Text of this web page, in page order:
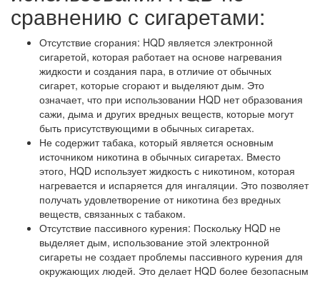
сравнению с сигаретами:
Отсутствие сгорания: HQD является электронной
сигаретой, которая работает на основе нагревания
жидкости и создания пара, в отличие от обычных
сигарет, которые сгорают и выделяют дым. Это
означает, что при использовании HQD нет образования
сажи, дыма и других вредных веществ, которые могут
быть присутствующими в обычных сигаретах.
Не содержит табака, который является основным
источником никотина в обычных сигаретах. Вместо
этого, HQD использует жидкость с никотином, которая
нагревается и испаряется для ингаляции. Это позволяет
получать удовлетворение от никотина без вредных
веществ, связанных с табаком.
Отсутствие пассивного курения: Поскольку HQD не
выделяет дым, использование этой электронной
сигареты не создает проблемы пассивного курения для
окружающих людей. Это делает HQD более безопасным